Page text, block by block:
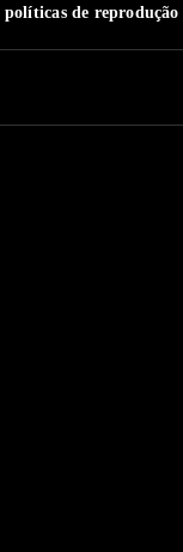
políticas de reprodução